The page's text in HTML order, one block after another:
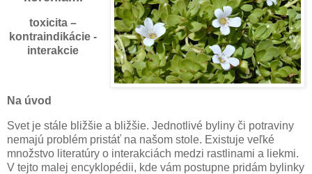
toxicita –
kontraindikácie -
interakcie
Na úvod
Svet je stále bližšie a bližšie. Jednotlivé byliny či potraviny
nemajú problém pristáť na našom stole. Existuje veľké
množstvo literatúry o interakciách medzi rastlinami a liekmi.
V tejto malej encyklopédii, kde vám postupne pridám bylinky